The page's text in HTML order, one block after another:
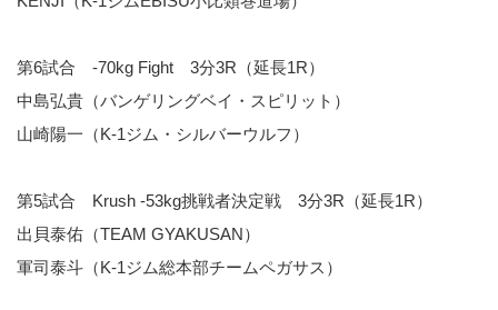
第6試合 -70kg Fight 3分3R（延長1R）
中島弘貴（バンゲリングベイ・スピリット）
山崎陽一（K-1ジム・シルバーウルフ）
第5試合 Krush -53kg挑戦者決定戦 3分3R（延長1R）
出貝泰佑（TEAM GYAKUSAN）
軍司泰斗（K-1ジム総本部チームペガサス）